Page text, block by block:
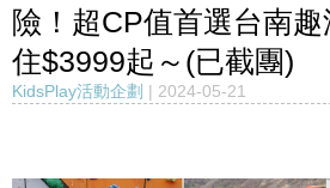
險！超CP值首選台南趣
住$3999起～(已截團)
KidsPlay活動企劃 2024-05-21